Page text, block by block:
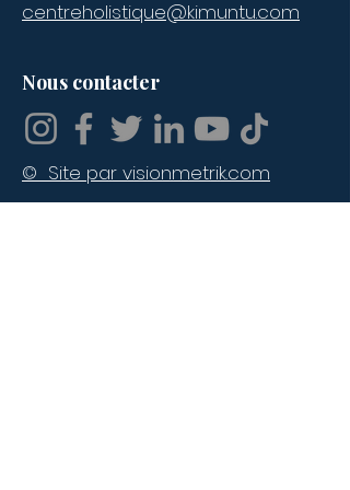
Contacter l'école :
Nom *
Prénoms
centreholistique@kimuntu.com
Nous contacter
© Site par visionmetrik.com